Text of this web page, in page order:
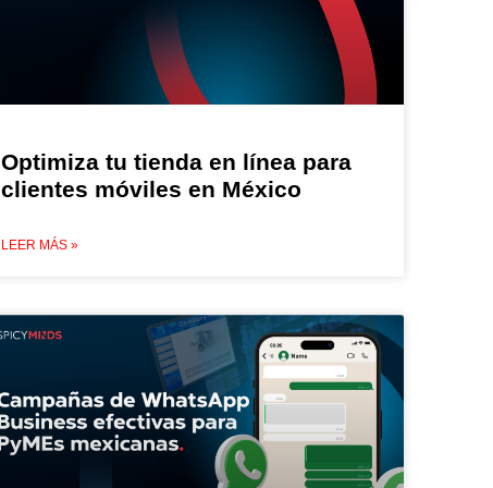
Optimiza tu tienda en línea para
clientes móviles en México
LEER MÁS »